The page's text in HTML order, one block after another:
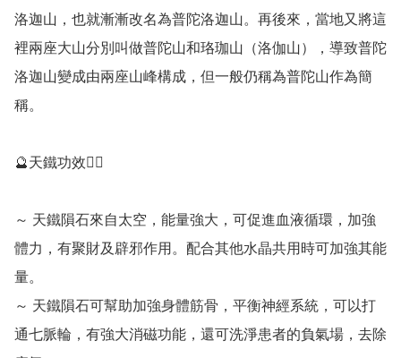
洛迦山，也就漸漸改名為普陀洛迦山。再後來，當地又將這
裡兩座大山分別叫做普陀山和珞珈山（洛伽山），導致普陀
洛迦山變成由兩座山峰構成，但一般仍稱為普陀山作為簡
稱。
🔮天鐵功效💁‍♀️
～ 天鐵隕石來自太空，能量強大，可促進血液循環，加強
體力，有聚財及辟邪作用。配合其他水晶共用時可加強其能
量。
～ 天鐵隕石可幫助加強身體筋骨，平衡神經系統，可以打
通七脈輪，有強大消磁功能，還可洗淨患者的負氣場，去除